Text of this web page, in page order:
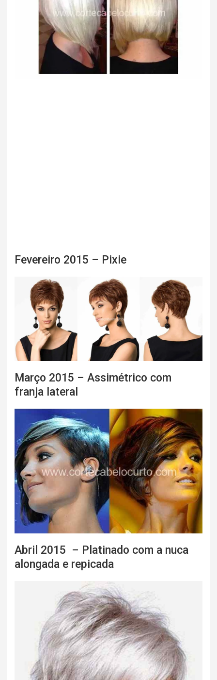
Fevereiro 2015 – Pixie
Março 2015 – Assimétrico com
franja lateral
Abril 2015 – Platinado com a nuca
alongada e repicada